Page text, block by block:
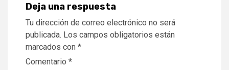
Deja una respuesta
Tu dirección de correo electrónico no será
publicada. Los campos obligatorios están
marcados con *
Comentario *